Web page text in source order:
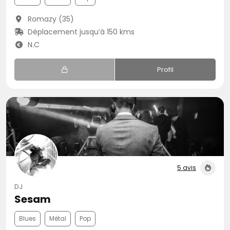
Romazy (35)
Déplacement jusqu’à 150 kms
N.C
Profil
5 avis
DJ
Sesam
Blues Métal Pop